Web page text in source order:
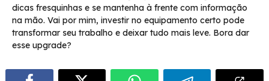
dicas fresquinhas e se mantenha à frente com informação
na mão. Vai por mim, investir no equipamento certo pode
transformar seu trabalho e deixar tudo mais leve. Bora dar
esse upgrade?